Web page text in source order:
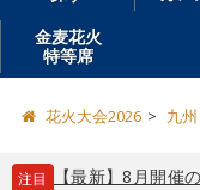
金麦花火
特等席
花火大会2026 九
注目 【最新】8月開催